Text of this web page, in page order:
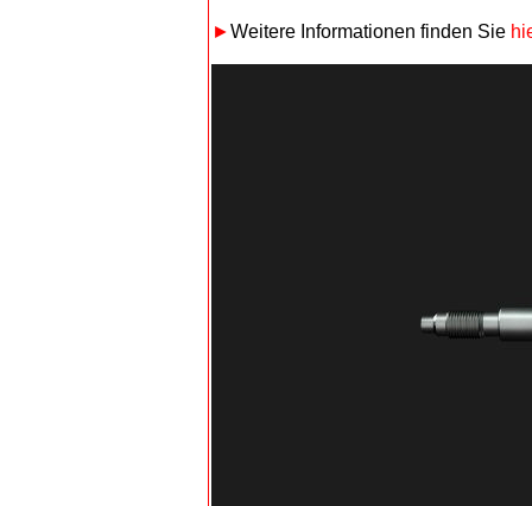
►Weitere Informationen finden Sie